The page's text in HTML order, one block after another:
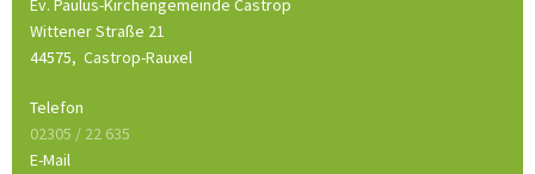
Ev. Paulus-Kirchengemeinde Castrop
Wittener Straße 21
44575, Castrop-Rauxel
Telefon
02305 / 22 635
E-Mail